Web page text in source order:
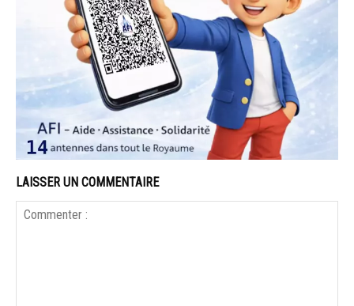
LAISSER UN COMMENTAIRE